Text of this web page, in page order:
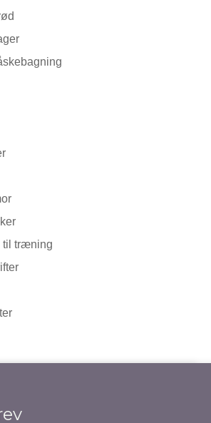
til træning